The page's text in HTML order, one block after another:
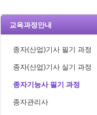
교육과정안내
종자(산업)기사 필기 과정
종자(산업)기사 실기 과정
종자기능사 필기 과정
종자관리사